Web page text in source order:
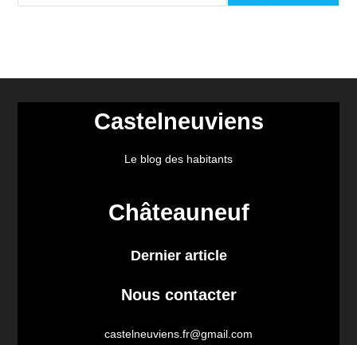
Castelneuviens
Le blog des habitants
Châteauneuf
Dernier article
Nous contacter
castelneuviens.fr@gmail.com